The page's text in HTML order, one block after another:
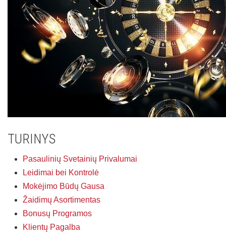
TURINYS
Pasaulinių Svetainių Privalumai
Leidimai bei Kontrolė
Mokėjimo Būdų Gausa
Žaidimų Asortimentas
Bonusų Programos
Klientų Pagalba